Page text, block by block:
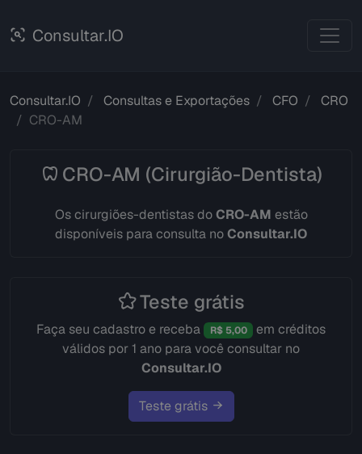
Consultar.IO
Consultar.IO Consultas e Exportações CFO
CRO
CRO-AM
CRO-AM (Cirurgião-Dentista)
Os cirurgiões-dentistas doCRO-AM estão
disponíveis para consulta noConsultar.IO
Teste grátis
Faça seu cadastro e receba R$ 5,00
em créditos
válidos por 1 ano para você consultar no
Consultar.IO
Teste grátis